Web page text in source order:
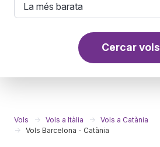
Cercar vols
Vols Vols a Itàlia
Vols a Catània
Vols Barcelona - Catània